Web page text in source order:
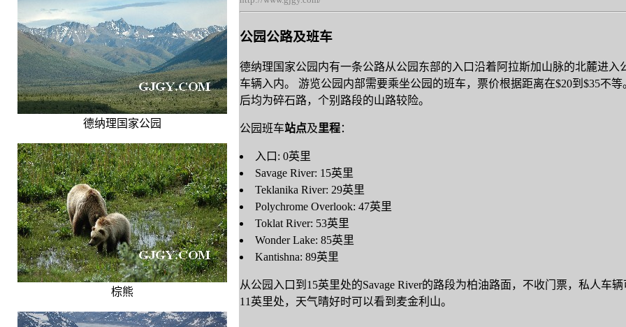
德纳理国家公园
棕熊
公园公路及班车
德纳理国家公园内有一条公路从公园东部的入口沿着阿拉斯加山脉的北麓进
车辆入内。 游览公园内部需要乘坐公园的班车，票价根据距离在$20到$35不
后均为碎石路，个别路段的山路较险。
公园班车站点及里程：
入口: 0英里
Savage River: 15英里
Teklanika River: 29英里
Polychrome Overlook: 47英里
Toklat River: 53英里
Wonder Lake: 85英里
Kantishna: 89英里
从公园入口到15英里处的Savage River的路段为柏油路面，不收门票，私人车
11英里处，天气晴好时可以看到麦金利山。